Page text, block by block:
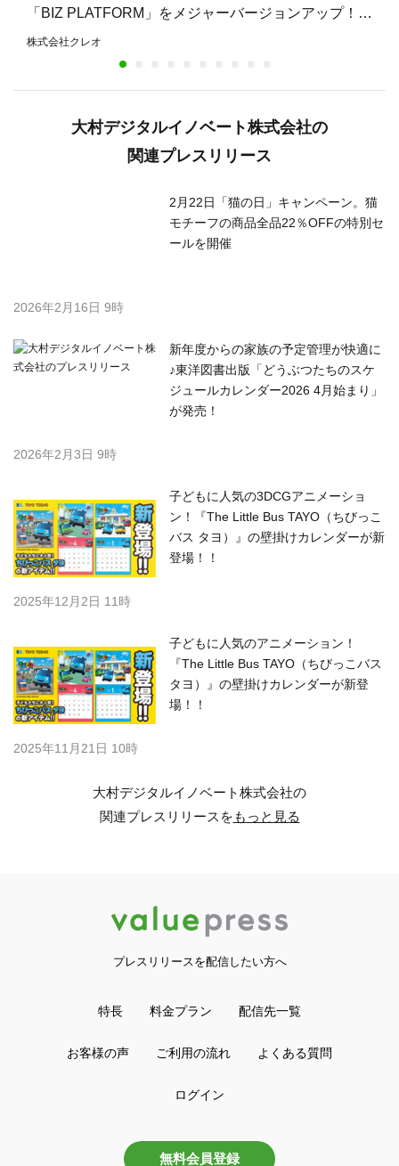
「BIZ PLATFORM」をメジャーバージョンアップ！UI
を全面刷新し、今後はAI連携の強化へ
株式会社クレオ
大村デジタルイノベート株式会社の
関連プレスリリース
2月22日「猫の日」キャンペーン。猫
モチーフの商品全品22％OFFの特別セ
ールを開催
2026年2月16日 9時
新年度からの家族の予定管理が快適に
♪東洋図書出版「どうぶつたちのスケ
ジュールカレンダー2026 4月始まり」
が発売！
2026年2月3日 9時
子どもに人気の3DCGアニメーショ
ン！『The Little Bus TAYO（ちびっこ
バス タヨ）』の壁掛けカレンダーが新
登場！！
2025年12月2日 11時
子どもに人気のアニメーション！
『The Little Bus TAYO（ちびっこバス
タヨ）』の壁掛けカレンダーが新登
場！！
2025年11月21日 10時
大村デジタルイノベート株式会社の
関連プレスリリースをもっと見る
プレスリリースを配信したい方へ
特長 料金プラン 配信先一覧
お客様の声 ご利用の流れ よくある質問
ログイン
無料会員登録